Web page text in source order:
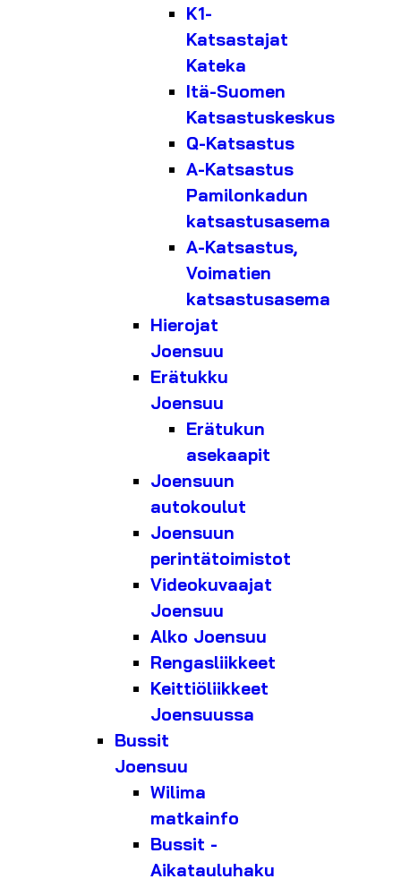
K1-
Katsastajat
Kateka
Itä-Suomen
Katsastuskeskus
Q-Katsastus
A-Katsastus
Pamilonkadun
katsastusasema
A-Katsastus,
Voimatien
katsastusasema
Hierojat
Joensuu
Erätukku
Joensuu
Erätukun
asekaapit
Joensuun
autokoulut
Joensuun
perintätoimistot
Videokuvaajat
Joensuu
Alko Joensuu
Rengasliikkeet
Keittiöliikkeet
Joensuussa
Bussit
Joensuu
Wilima
matkainfo
Bussit -
Aikatauluhaku